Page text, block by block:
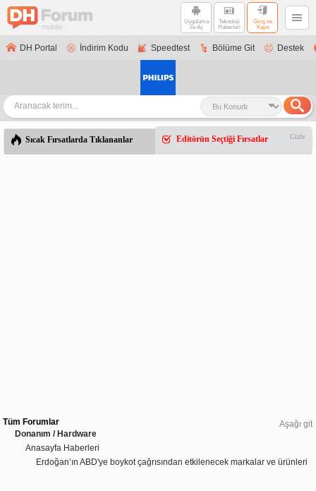
Uygulama
ile Aç
Teknoloji
Haberleri
Giriş ve
Kayıt
DH Portal İndirim Kodu Speedtest Bölüme Git Destek
Sıcak Fırsatlarda Tıklananlar Editörün Seçtiği Fırsatlar Gizle
Aşağı git
Tüm Forumlar
Donanım / Hardware
Anasayfa Haberleri
Erdoğan’ın ABD'ye boykot çağrısından etkilenecek markalar ve ürünleri